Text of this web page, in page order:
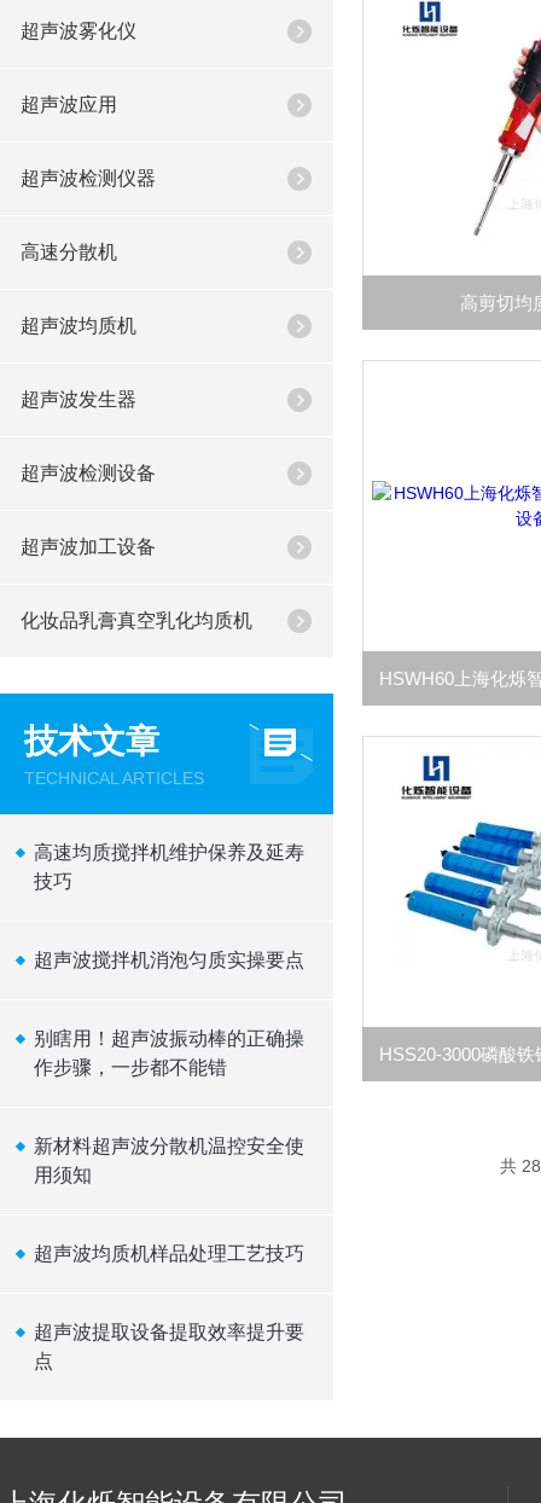
超声波雾化仪
超声波应用
超声波检测仪器
高速分散机
超声波均质机
超声波发生器
超声波检测设备
超声波加工设备
化妆品乳膏真空乳化均质机
技术文章
TECHNICAL ARTICLES
高速均质搅拌机维护保养及延寿
技巧
超声波搅拌机消泡匀质实操要点
别瞎用！超声波振动棒的正确操
作步骤，一步都不能错
新材料超声波分散机温控安全使
用须知
超声波均质机样品处理工艺技巧
超声波提取设备提取效率提升要
点
高剪切均
共